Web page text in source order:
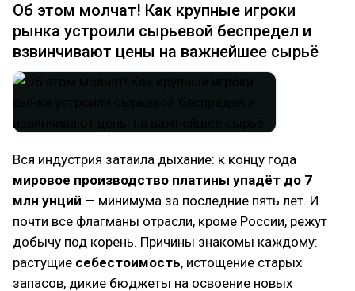
Об этом молчат! Как крупные игроки
рынка устроили сырьевой беспредел и
взвинчивают цены на важнейшее сырьё
Вся индустрия затаила дыхание: к концу года
мировое производство платины упадёт до 7
млн унций — минимума за последние пять лет. И
почти все флагманы отрасли, кроме России, режут
добычу под корень. Причины знакомы каждому:
растущие себестоимость, истощение старых
запасов, дикие бюджеты на освоение новых